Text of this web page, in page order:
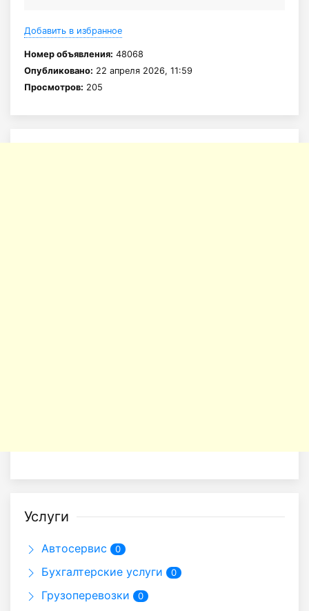
Добавить в избранное
Номер объявления: 48068
Опубликовано: 22 апреля 2026, 11:59
Просмотров: 205
Услуги
Автосервис 0
Бухгалтерские услуги 0
Грузоперевозки 0